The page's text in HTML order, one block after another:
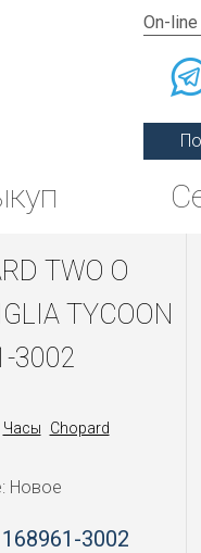
On-
TWO O
TYCOON
3002
Часы
Chopard
Новое
168961-3002